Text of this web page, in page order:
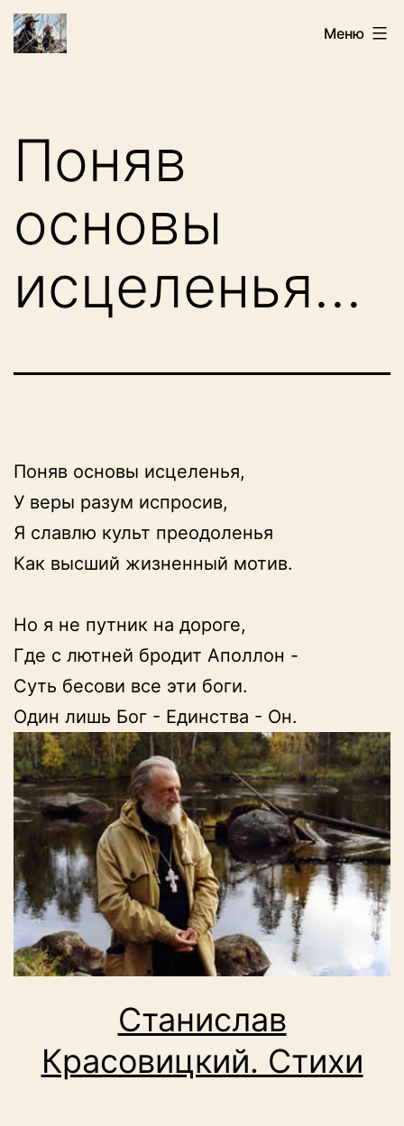
Перейти
Искатели Меню
Поняв
основы
исцеленья…
Поняв основы исцеленья,
У веры разум испросив,
Я славлю культ преодоленья
Как высший жизненный мотив.
Но я не путник на дороге,
Где с лютней бродит Аполлон -
Суть бесови все эти боги.
Один лишь Бог - Единства - Он.
Станислав
Красовицкий. Стихи